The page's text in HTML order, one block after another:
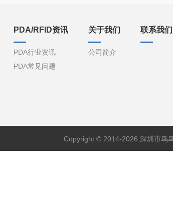
PDA/RFID资讯
PDA行业资讯
PDA常见问题
关于我们
公司简介
联系我们
Copyright © 2014-2026 深圳市鸟